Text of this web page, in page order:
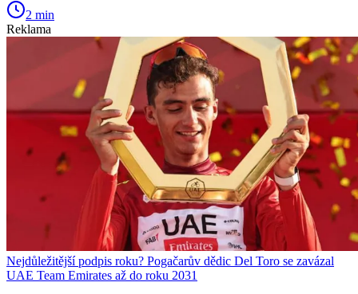
2 min
Reklama
Nejdůležitější podpis roku? Pogačarův dědic Del Toro se zavázal
UAE Team Emirates až do roku 2031